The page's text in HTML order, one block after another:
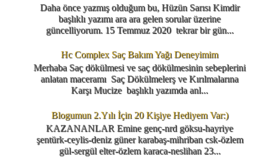
Daha önce yazmış olduğum bu, Hüzün Sarısı Kimdir
başlıklı yazımı ara ara gelen sorular üzerine
güncelliyorum. 15 Temmuz 2020 tekrar bir gün...
Hc Complex Saç Bakım Yağı Deneyimim
Merhaba Saç dökülmesi ve saç dökülmesinin sebeplerini
anlatan maceramı Saç Dökülmelerş ve Kırılmalarına
Karşı Mucize başlıklı yazımda anl...
Blogumun 2.Yılı İçin 20 Kişiye Hediyem Var:)
KAZANANLAR Emine genç-nrd göksu-hayriye
şentürk-ceylis-deniz güner karabaş-mihriban csk-özlem
gül-sergül elter-özlem karaca-neslihan 23...